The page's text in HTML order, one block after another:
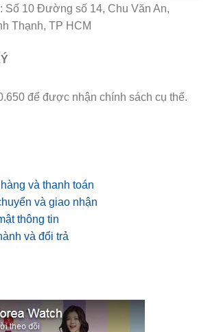
Số 10 Đường số 14, Chu Văn An,
Thạnh, TP HCM
để được nhận chính sách cụ thể.
và thanh toán
và giao nhận
thông tin
và đổi trả